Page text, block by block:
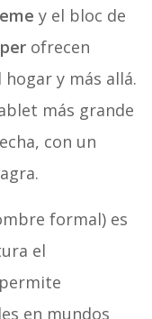
y el bloc de
ofrecen
hogar y más allá.
más grande
con un
formal) es
el
en mundos